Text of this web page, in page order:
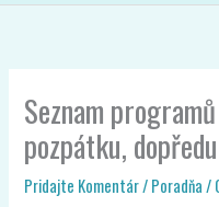
Seznam
pozpátku,
Pridajte Komentár/Poradňa/